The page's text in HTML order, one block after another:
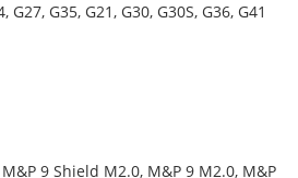
G27, G35, G21, G30, G30S, G36, G41
9 Shield M2.0, M&P 9 M2.0, M&P